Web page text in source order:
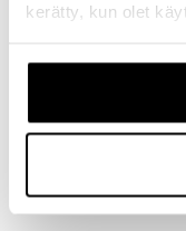
kerätty, kun olet
Hyvä
Oliko tämä